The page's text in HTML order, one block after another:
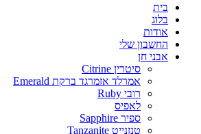
בית
בלוג
אודות
החשבון שלי
אבני חן
סיטרין Citrine
אמרלד אזמרגד ברקת Emerald
רובי Ruby
לאפיס
ספיר Sapphire
טנזנייט Tanzanite